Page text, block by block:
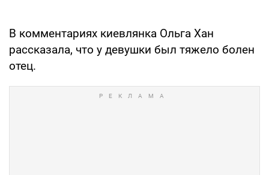
В комментариях киевлянка Ольга Хан
рассказала, что у девушки был тяжело болен
отец.